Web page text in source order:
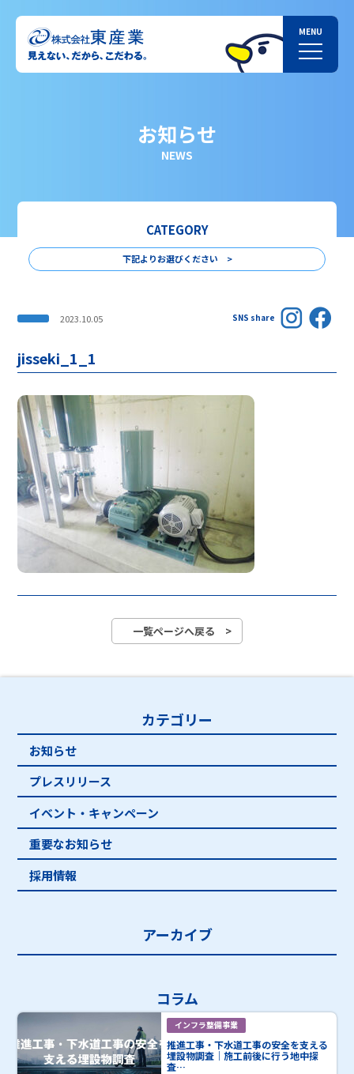
お知らせ
NEWS
CATEGORY
下記よりお選びください >
2023.10.05 SNS share
jisseki_1_1
一覧ページへ戻る >
カテゴリー
お知らせ
プレスリリース
イベント・キャンペーン
重要なお知らせ
採用情報
アーカイブ
コラム
インフラ整備事業
推進工事・下水道工事の安全を支える
埋設物調査｜施工前後に行う地中探
査…